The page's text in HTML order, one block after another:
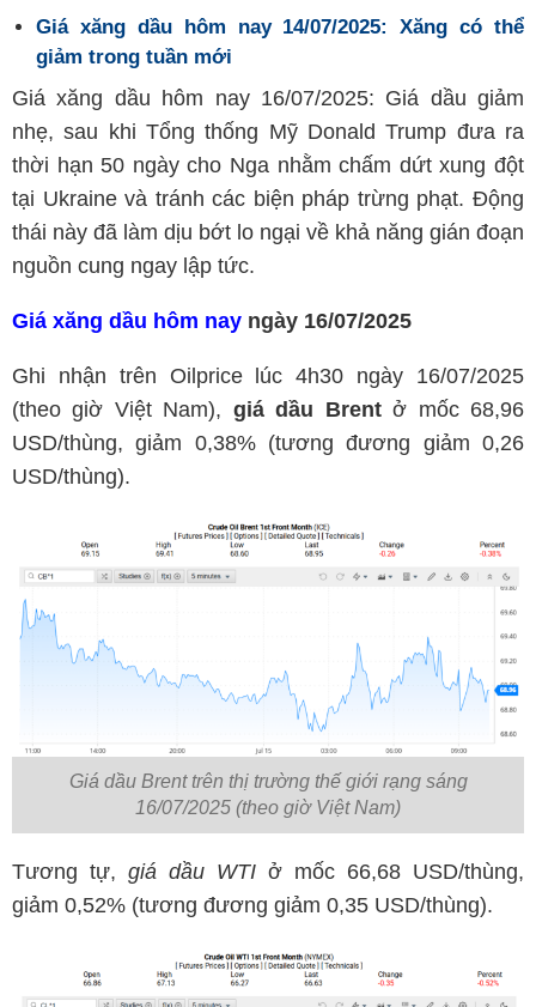
Giá xăng dầu hôm nay 14/07/2025: Xăng có thể
giảm trong tuần mới
Giá xăng dầu hôm nay 16/07/2025: Giá dầu giảm
nhẹ, sau khi Tổng thống Mỹ Donald Trump đưa ra
thời hạn 50 ngày cho Nga nhằm chấm dứt xung đột
tại Ukraine và tránh các biện pháp trừng phạt. Động
thái này đã làm dịu bớt lo ngại về khả năng gián đoạn
nguồn cung ngay lập tức.
Giá xăng dầu hôm nay ngày 16/07/2025
Ghi nhận trên Oilprice lúc 4h30 ngày 16/07/2025
(theo giờ Việt Nam), giá dầu Brentở mốc 68,96
USD/thùng, giảm 0,38% (tương đương giảm 0,26
USD/thùng).
Giá dầu Brent trên thị trường thế giới rạng sáng
16/07/2025 (theo giờ Việt Nam)
Tương tự, giá dầu WTI ở mốc 66,68 USD/thùng,
giảm 0,52% (tương đương giảm 0,35 USD/thùng).